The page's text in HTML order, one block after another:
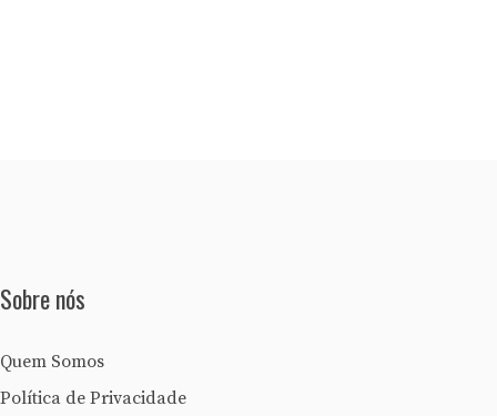
Sobre nós
Quem Somos
Política de Privacidade